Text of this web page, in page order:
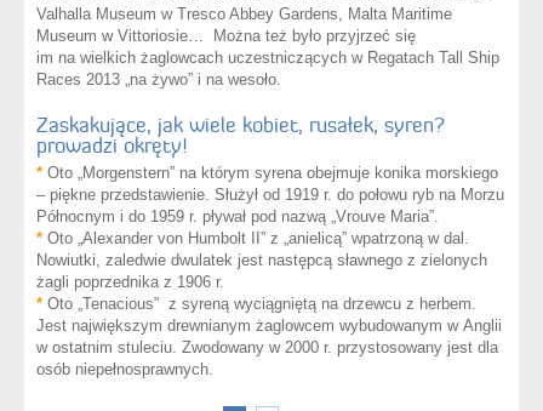
Valhalla Museum w Tresco Abbey Gardens, Malta Maritime
Museum w Vittoriosie… Można też było przyjrzeć się
im na wielkich żaglowcach uczestniczących w Regatach Tall Ship
Races 2013 „na żywo” i na wesoło.
Zaskakujące, jak wiele kobiet, rusałek, syren?
prowadzi okręty!
* Oto „Morgenstern” na którym syrena obejmuje konika morskiego
– piękne przedstawienie. Służył od 1919 r. do połowu ryb na Morzu
Północnym i do 1959 r. pływał pod nazwą „Vrouve Maria”.
* Oto „Alexander von Humbolt II” z „anielicą” wpatrzoną w dal.
Nowiutki, zaledwie dwulatek jest następcą sławnego z zielonych
żagli poprzednika z 1906 r.
* Oto „Tenacious” z syreną wyciągniętą na drzewcu z herbem.
Jest największym drewnianym żaglowcem wybudowanym w Anglii
w ostatnim stuleciu. Zwodowany w 2000 r. przystosowany jest dla
osób niepełnosprawnych.